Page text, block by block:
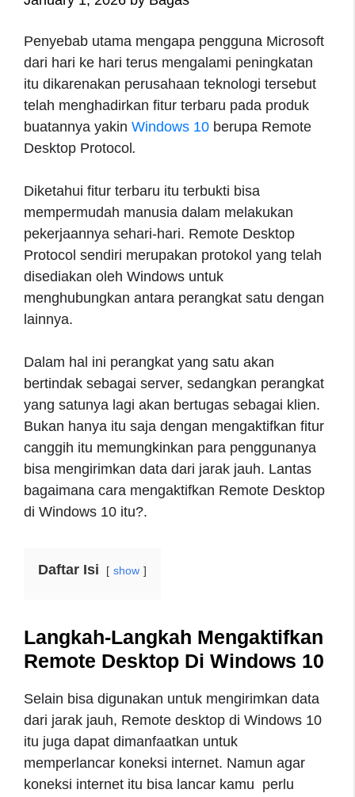
Penyebab utama mengapa pengguna Microsoft
dari hari ke hari terus mengalami peningkatan
itu dikarenakan perusahaan teknologi tersebut
telah menghadirkan fitur terbaru pada produk
buatannya yakin Windows 10 berupa Remote
Desktop Protocol .
Diketahui fitur terbaru itu terbukti bisa
mempermudah manusia dalam melakukan
pekerjaannya sehari-hari. Remote Desktop
Protocol sendiri merupakan protokol yang telah
disediakan oleh Windows untuk
menghubungkan antara perangkat satu dengan
lainnya.
Dalam hal ini perangkat yang satu akan
bertindak sebagai server, sedangkan perangkat
yang satunya lagi akan bertugas sebagai klien.
Bukan hanya itu saja dengan mengaktifkan fitur
canggih itu memungkinkan para penggunanya
bisa mengirimkan data dari jarak jauh. Lantas
bagaimana cara mengaktifkan Remote Desktop
di Windows 10 itu?.
Daftar Isi show
Langkah-Langkah Mengaktifkan
Remote Desktop Di Windows 10
Selain bisa digunakan untuk mengirimkan data
dari jarak jauh, Remote desktop di Windows 10
itu juga dapat dimanfaatkan untuk
memperlancar koneksi internet. Namun agar
koneksi internet itu bisa lancar kamu perlu